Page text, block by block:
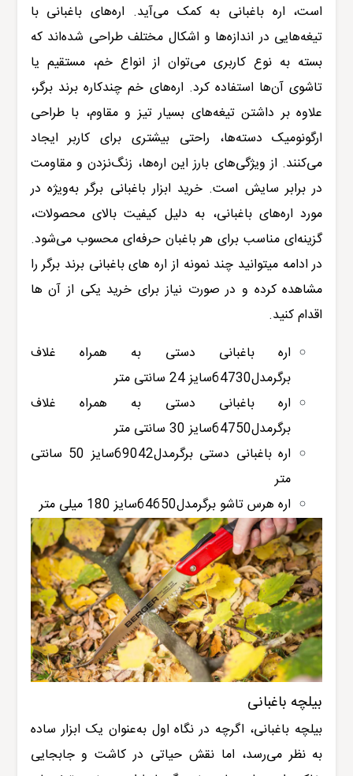
است، اره باغبانی به کمک می‌آید. اره‌های باغبانی با
تیغه‌هایی در اندازه‌ها و اشکال مختلف طراحی شده‌اند که
بسته به نوع کاربری می‌توان از انواع خم، مستقیم یا
تاشوی آن‌ها استفاده کرد. اره‌های خم چندکاره برند برگر،
علاوه بر داشتن تیغه‌های بسیار تیز و مقاوم، با طراحی
ارگونومیک دسته‌ها، راحتی بیشتری برای کاربر ایجاد
می‌کنند. از ویژگی‌های بارز این اره‌ها، زنگ‌نزدن و مقاومت
در برابر سایش است. خرید ابزار باغبانی برگر به‌ویژه در
مورد اره‌های باغبانی، به دلیل کیفیت بالای محصولات،
گزینه‌ای مناسب برای هر باغبان حرفه‌ای محسوب می‌شود.
در ادامه میتوانید چند نمونه از اره های باغبانی برند برگر را
مشاهده کرده و در صورت نیاز برای خرید یکی از آن ها
اقدام کنید.
اره باغبانی دستی به همراه غلاف
برگرمدل64730سایز 24 سانتی متر
اره باغبانی دستی به همراه غلاف
برگرمدل64750سایز 30 سانتی متر
اره باغبانی دستی برگرمدل69042سایز 50 سانتی
متر
اره هرس تاشو برگرمدل64650سایز 180 میلی متر
بیلچه باغبانی
بیلچه باغبانی، اگرچه در نگاه اول به‌عنوان یک ابزار ساده
به نظر می‌رسد، اما نقش حیاتی در کاشت و جابجایی